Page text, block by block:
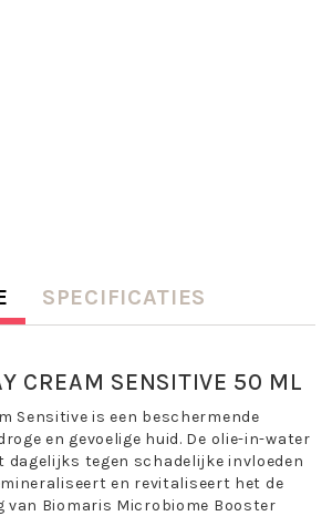
SPECIFICATIES
CREAM SENSITIVE 50 ML
Sensitive is een beschermende
en gevoelige huid. De olie-in-water
dagelijks tegen schadelijke invloeden
en revitaliseert het de
van Biomaris Microbiome Booster